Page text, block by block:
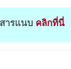
ารแนบ คลิกที่นี่